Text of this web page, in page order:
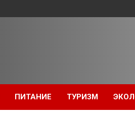
ПИТАНИЕ ТУРИЗМ